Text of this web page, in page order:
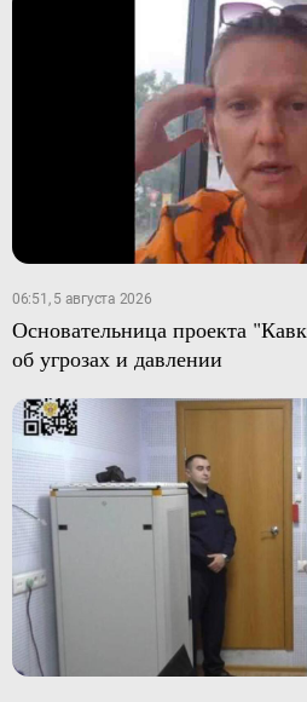
06:51, 5 августа 2026
Основательница проекта
об угрозах и давлении